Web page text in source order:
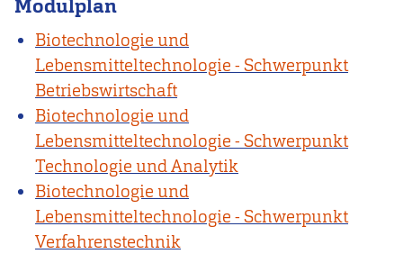
Modulplan
Biotechnologie und
Lebensmitteltechnologie - Schwerpunkt
Betriebswirtschaft
Biotechnologie und
Lebensmitteltechnologie - Schwerpunkt
Technologie und Analytik
Biotechnologie und
Lebensmitteltechnologie - Schwerpunkt
Verfahrenstechnik